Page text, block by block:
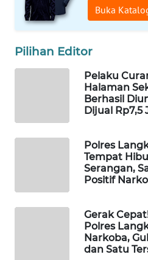
Buka
Pilihan Editor
Pelaku
Halaman
Berhasil
Dijual Rp7,5
Polres
Tempat
Serangan,
Positif
Gerak
Polres
Narkoba,
dan Satu
WAHANA
SPORT
WAHANA
UMKM
WAHANA
OTOMOTIF